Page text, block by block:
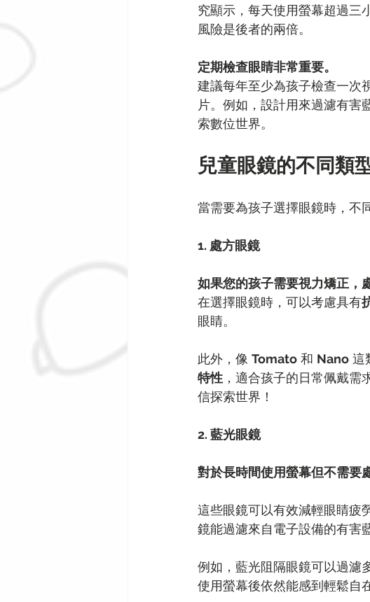
究顯示，每天使用螢幕超過三
風險是後者的兩倍。
定期檢查眼睛非常重要。
建議每年至少為孩子檢查一次
片。例如，設計用來過濾有害
索數位世界。
兒童眼鏡的不同類
當需要為孩子選擇眼鏡時，不
1. 處方眼鏡
如果您的孩子需要視力矯正，
在選擇眼鏡時，可以考慮具有
眼睛。
此外，像 Tomato 和 Nano 這
特性 ，適合孩子的日常佩戴
信探索世界！
2. 藍光眼鏡
對於長時間使用螢幕但不需要
這些眼鏡可以有效減輕眼睛疲
鏡能過濾來自電子設備的有害
例如，藍光阻隔眼鏡可以過濾
使用螢幕後依然能感到輕鬆自在